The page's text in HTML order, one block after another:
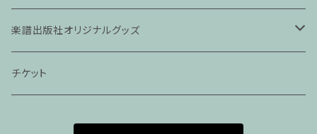
ピアノ科４５分レッスン
家族割プラン
楽譜出版社オリジナルグッズ
アパレル
チケット